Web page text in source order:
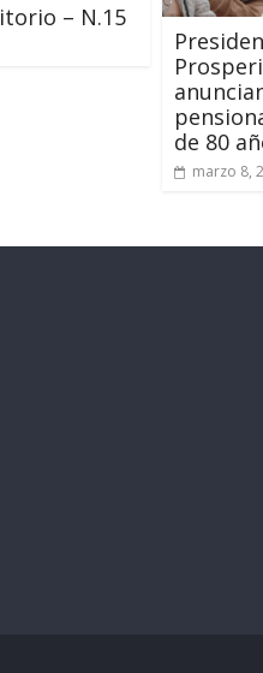
– N.15
de 80
marzo 8,